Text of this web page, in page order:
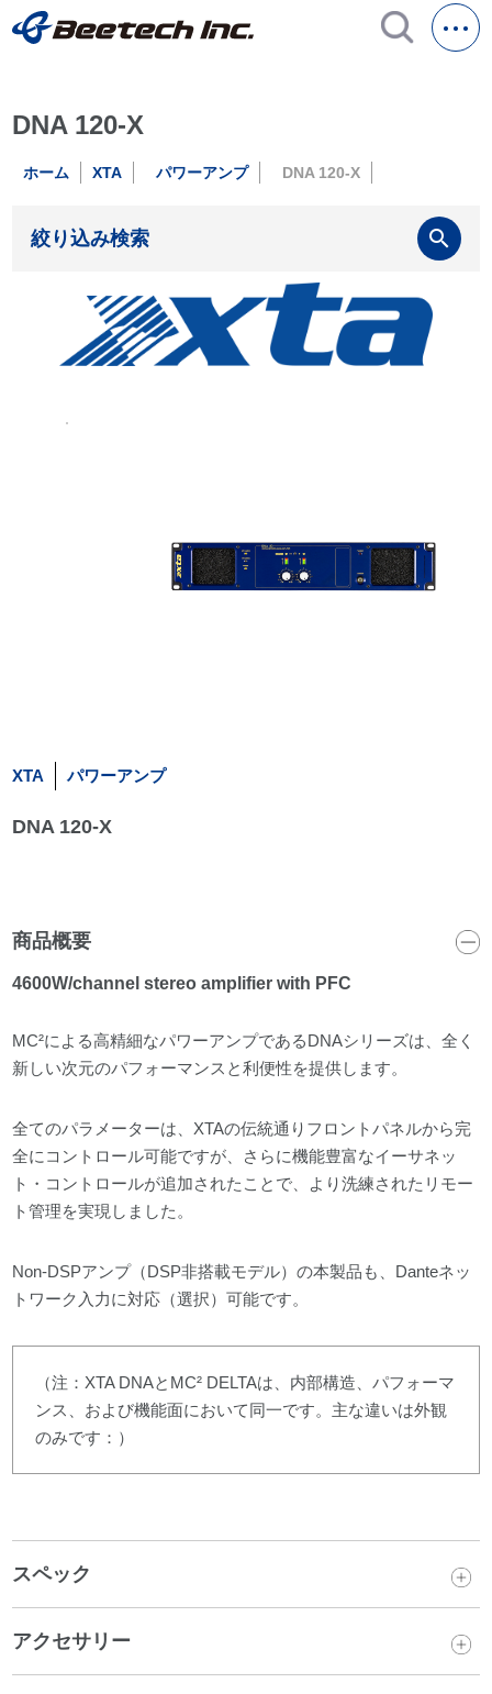
DNA 120-X
ホーム XTA パワーアンプ DNA 120-X
絞り込み検索 search
XTA パワーアンプ
DNA 120-X
商品概要
4600W/channel stereo amplifier with PFC
MC²による高精細なパワーアンプであるDNAシリーズは、全く
新しい次元のパフォーマンスと利便性を提供します。
全てのパラメーターは、XTAの伝統通りフロントパネルから完
全にコントロール可能ですが、さらに機能豊富なイーサネッ
ト・コントロールが追加されたことで、より洗練されたリモー
ト管理を実現しました。
Non-DSPアンプ（DSP非搭載モデル）の本製品も、Danteネッ
トワーク入力に対応（選択）可能です。
（注：XTA DNAとMC² DELTAは、内部構造、パフォーマ
ンス、および機能面において同一です。主な違いは外観
のみです：）
スペック
アクセサリー